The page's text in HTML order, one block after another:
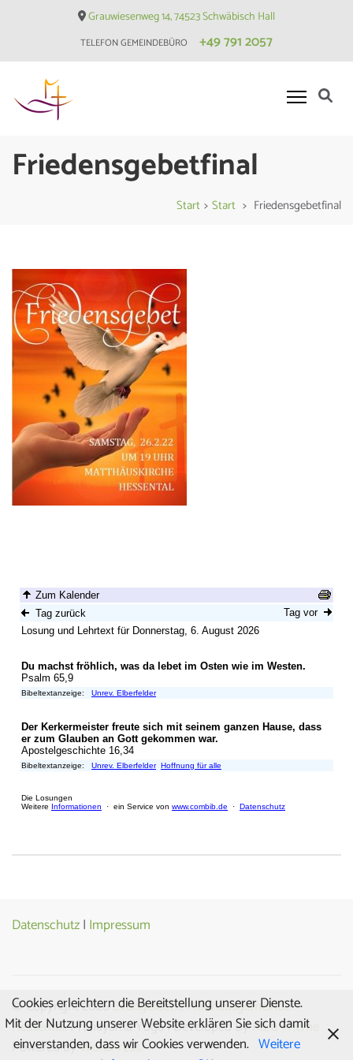
Grauwiesenweg 14, 74523 Schwäbisch Hall
TELEFON GEMEINDEBÜRO +49 791 2057
Hessental
Friedensgebetfinal
Start > Start > Friedensgebetfinal
Datenschutz| Impressum
© Copyright 2026Evangelische Matthäusgemeinde
Hessental. Pranayama Yoga | Developed ByRara Theme
Powered byWordPress.
Cookies erleichtern die Bereitstellung unserer Dienste.
Mit der Nutzung unserer Website erklären Sie sich damit
einverstanden, dass wir Cookies verwenden. Weitere